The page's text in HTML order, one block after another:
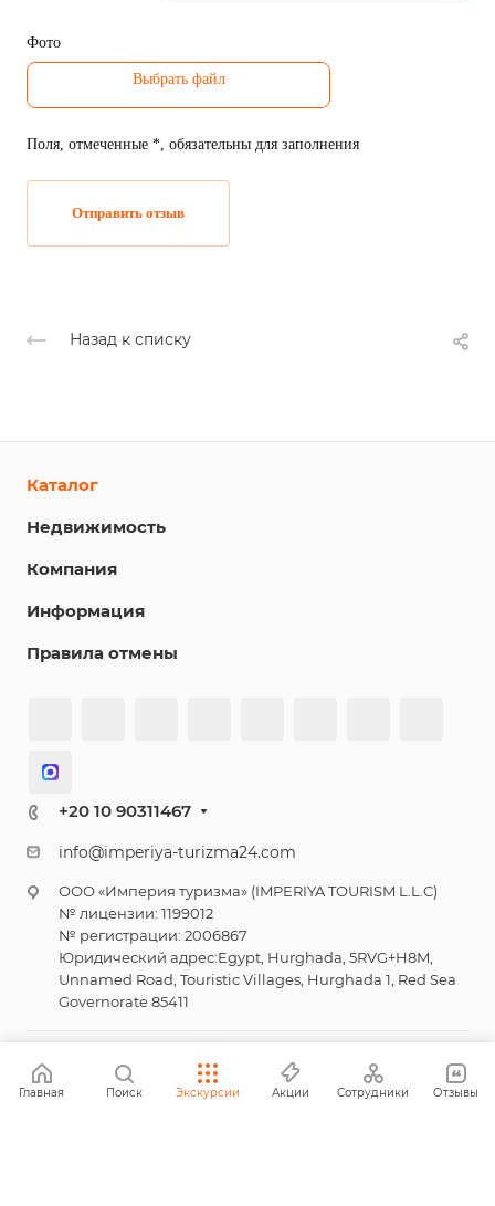
Фото
Поля, отмеченные *, обязательны для заполнения
Отправить отзыв
Назад к списку
Каталог
Недвижимость
Компания
Информация
Правила отмены
+20 10 90311467
info@imperiya-turizma24.com
ООО «Империя туризма» (IMPERIYA TOURISM L.L.C)
№ лицензии: 1199012
№ регистрации: 2006867
Юридический адрес:Egypt, Hurghada, 5RVG+H8M,
Unnamed Road, Touristic Villages, Hurghada 1, Red Sea
Governorate 85411
© 2026 Империя туризма
Политика конфиденциальности
Главная Поиск Экскурсии Акции Сотрудники Отзывы